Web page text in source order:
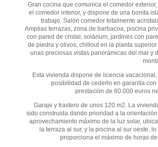
Gran cocina que comunica el comedor exterior,
el comedor interior, y dispone de una bonita
trabajo. Salón comedor totalmente
Amplias terrazas, zona de barbacoa, piscina
con pared de cristal, solárium, jardines con
de piedra y olivos, chillout en la planta superior
unas preciosas vistas panorámicas del mar y
Esta vivienda dispone de licencia vacacional,
posibilidad de cederlo en garantía con
prestación de 60.000 euros
Garaje y trastero de unos 120 m2. La
sido construida dando prioridad a la orientación
aprovechamiento máximo de la luz solar,
la terraza al sur, y la piscina al sur oeste, lo
proporciona el máximo de horas